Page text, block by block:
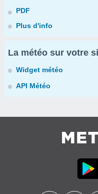
PDF
Plus d'info
La météo sur votre
Widget météo
API Météo